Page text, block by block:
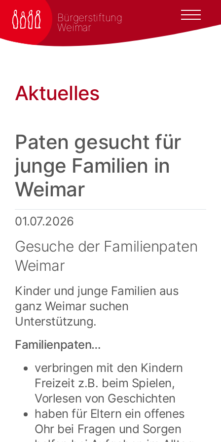
Bürgerstiftung
Weimar
Aktuelles
Paten gesucht für
junge Familien in
Weimar
01.07.2026
Gesuche der Familienpaten
Weimar
Kinder und junge Familien aus
ganz Weimar suchen
Unterstützung.
Familienpaten…
verbringen mit den Kindern
Freizeit z.B. beim Spielen,
Vorlesen von Geschichten
haben für Eltern ein offenes
Ohr bei Fragen und Sorgen